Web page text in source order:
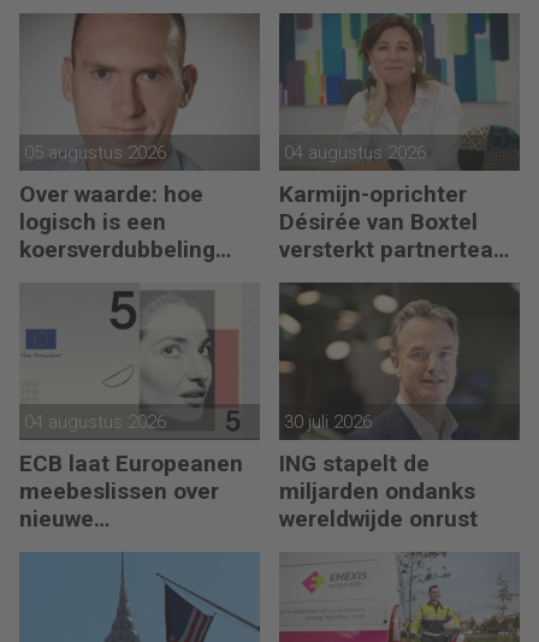
én operational
excellence’
05 augustus 2026
Over waarde: hoe
logisch is een
koersverdubbeling
04 augustus 2026
Karmijn-oprichter
Désirée van Boxtel
versterkt partnerteam
CFO Capabel
04 augustus 2026
ECB laat Europeanen
meebeslissen over
nieuwe
eurobankbiljetten
30 juli 2026
ING stapelt de
miljarden ondanks
wereldwijde onrust